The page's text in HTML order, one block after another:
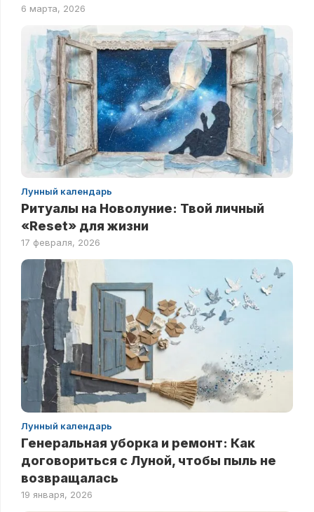
6 марта, 2026
Лунный календарь
Ритуалы на Новолуние: Твой личный
«Reset» для жизни
17 февраля, 2026
Лунный календарь
Генеральная уборка и ремонт: Как
договориться с Луной, чтобы пыль не
возвращалась
19 января, 2026